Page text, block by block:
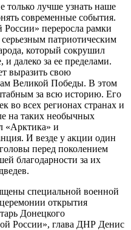
лучше узнать наше
современные события.
переросла рамки
серьезным патриотическим
который сокрушил
далеко за ее пределами.
выразить свою
Великой Победы. В этом
за всю историю. Его
во всех регионах странах и
на таких необычных
«Арктика» и
И везде у акции один
перед поколением
благодарности за их
специальной военной
открытия
Донецкого
России», глава ДНР Денис